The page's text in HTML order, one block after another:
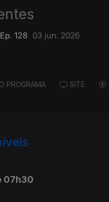
Ep. 128 03 jun. 2026
PROGRAMA SITE
07h30